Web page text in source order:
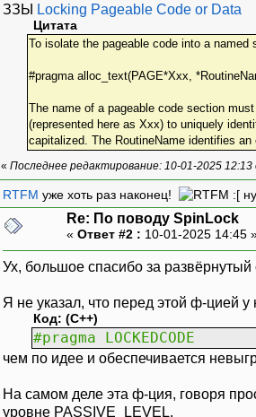
ЗЗЫ Locking Pageable Code or Data
Цитата
To isolate the pageable code into a
#pragma alloc_text(PAGE*Xxx,
The name of a pageable code section
(represented here as Xxx) to uniquely
capitalized. The RoutineName identifies
« Последнее редактирование: 10-01-2025
RTFM уже хоть раз наконец! :[
Re: По поводу SpinLock
« Ответ #2 : 10-01-2025 14:45
Ух, большое спасибо за развёрнутый
Я не указал, что перед этой ф-цией у
Код: (C++)
#pragma LOCKEDCODE
чем по идее и обеспечивается
На самом деле эта ф-ция, говоря
уровне PASSIVE_LEVEL.